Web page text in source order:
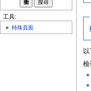
檢
工具:
特殊頁面